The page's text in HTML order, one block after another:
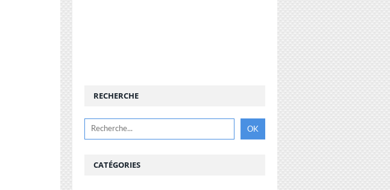
RECHERCHE
CATÉGORIES